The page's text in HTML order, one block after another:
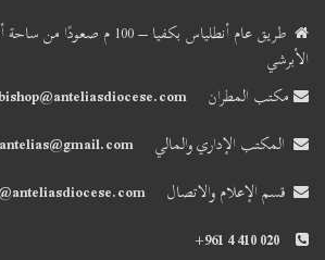
طريق عام أنطلياس بكفيا – 100
الأبرشي
مكتب المطران
المكتب الإداري والمالي
قسم الإعلام والاتصال
+961 4 410 020